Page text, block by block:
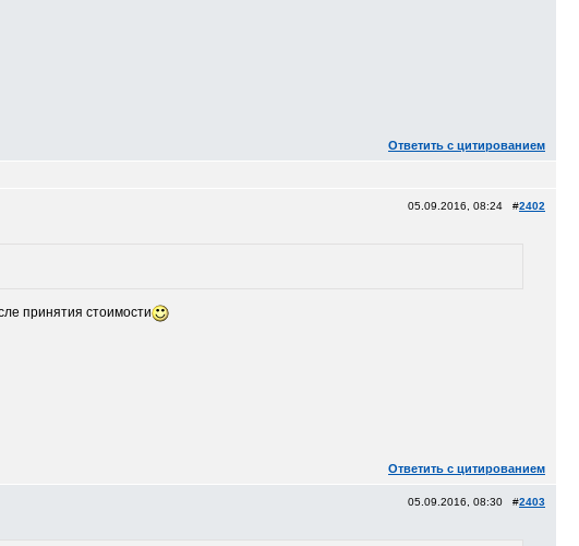
Ответить с цитированием
05.09.2016, 08:24 #2402
принятия стоимости
Ответить с цитированием
05.09.2016, 08:30 #2403